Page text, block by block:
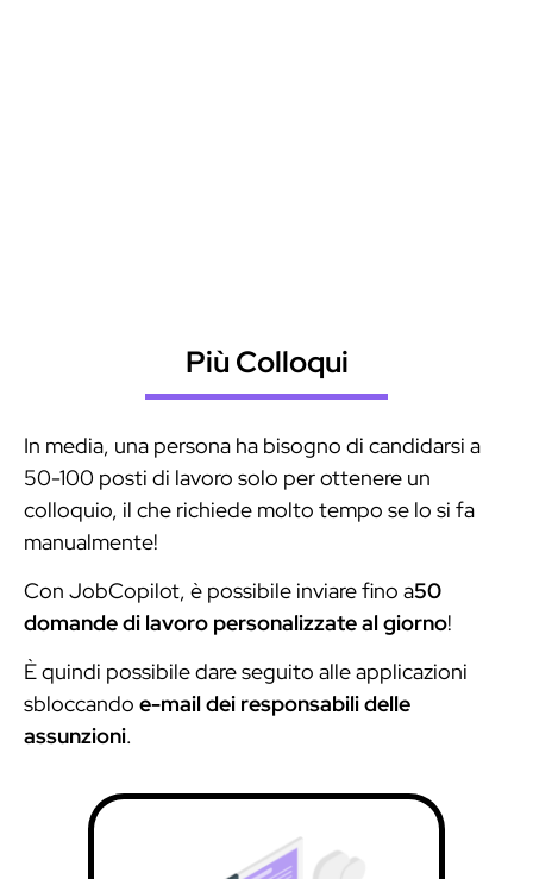
Più Colloqui
In media, una persona ha bisogno di candidarsi a
50-100 posti di lavoro solo per ottenere un
colloquio, il che richiede molto tempo se lo si fa
manualmente!
Con JobCopilot, è possibile inviare fino a50
domande di lavoro personalizzate al giorno!
È quindi possibile dare seguito alle applicazioni
sbloccando e-mail dei responsabili delle
assunzioni.